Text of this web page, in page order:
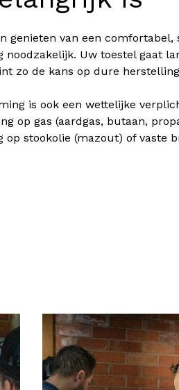
genieten van een comfortabel,
Uw toestel gaat
zo de kans op dure
is ook een wettelijke
op gas (aardgas, butaan,
stookolie (mazout) of vaste